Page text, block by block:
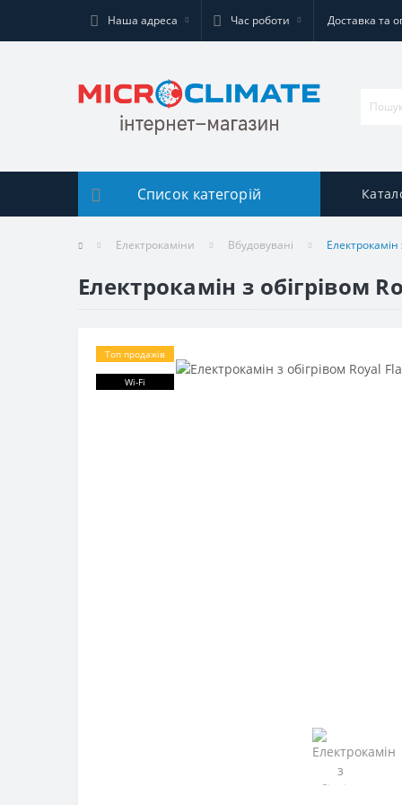
Наша адреса Час роботи Доставка та
Список категорій
Електрокаміни Вбудовувані Електрокамін
Електрокамін з обігрівом
Топ продажів
Wi-Fi